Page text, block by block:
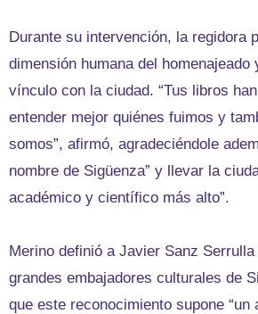
Durante su intervención, la regidora
dimensión humana del homenajeado
vínculo con la ciudad. “Tus libros
entender mejor quiénes fuimos y
somos”, afirmó, agradeciéndole
nombre de Sigüenza” y llevar la
académico y científico más alto”.
Merino definió a Javier Sanz Serrulla
grandes embajadores culturales de
que este reconocimiento supone “un